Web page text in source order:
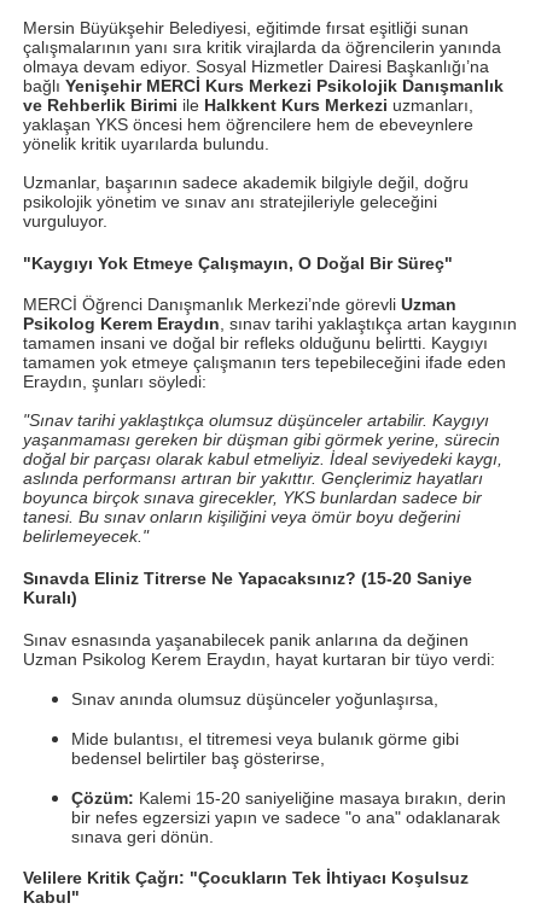
Mersin Büyükşehir Belediyesi, eğitimde fırsat eşitliği sunan
çalışmalarının yanı sıra kritik virajlarda da öğrencilerin yanında
olmaya devam ediyor. Sosyal Hizmetler Dairesi Başkanlığı’na
bağlı Yenişehir MERCİ Kurs Merkezi Psikolojik Danışmanlık
ve Rehberlik Birimi ile Halkkent Kurs Merkezi uzmanları,
yaklaşan YKS öncesi hem öğrencilere hem de ebeveynlere
yönelik kritik uyarılarda bulundu.
Uzmanlar, başarının sadece akademik bilgiyle değil, doğru
psikolojik yönetim ve sınav anı stratejileriyle geleceğini
vurguluyor.
"Kaygıyı Yok Etmeye Çalışmayın, O Doğal Bir Süreç"
MERCİ Öğrenci Danışmanlık Merkezi’nde görevli Uzman
Psikolog Kerem Eraydın, sınav tarihi yaklaştıkça artan kaygının
tamamen insani ve doğal bir refleks olduğunu belirtti. Kaygıyı
tamamen yok etmeye çalışmanın ters tepebileceğini ifade eden
Eraydın, şunları söyledi:
"Sınav tarihi yaklaştıkça olumsuz düşünceler artabilir. Kaygıyı
yaşanmaması gereken bir düşman gibi görmek yerine, sürecin
doğal bir parçası olarak kabul etmeliyiz. İdeal seviyedeki kaygı,
aslında performansı artıran bir yakıttır. Gençlerimiz hayatları
boyunca birçok sınava girecekler, YKS bunlardan sadece bir
tanesi. Bu sınav onların kişiliğini veya ömür boyu değerini
belirlemeyecek."
Sınavda Eliniz Titrerse Ne Yapacaksınız? (15-20 Saniye
Kuralı)
Sınav esnasında yaşanabilecek panik anlarına da değinen
Uzman Psikolog Kerem Eraydın, hayat kurtaran bir tüyo verdi:
Sınav anında olumsuz düşünceler yoğunlaşırsa,
Mide bulantısı, el titremesi veya bulanık görme gibi
bedensel belirtiler baş gösterirse,
Çözüm: Kalemi 15-20 saniyeliğine masaya bırakın, derin
bir nefes egzersizi yapın ve sadece "o ana" odaklanarak
sınava geri dönün.
Velilere Kritik Çağrı: "Çocukların Tek İhtiyacı Koşulsuz
Kabul"